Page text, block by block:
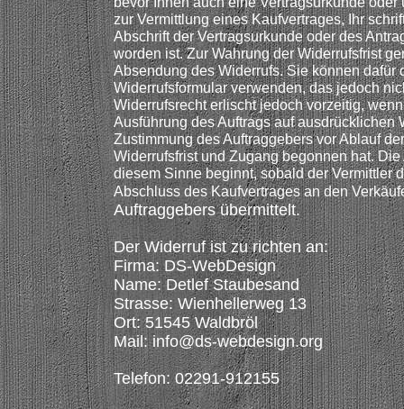
zur Vermittlung eines Kaufvertrages, Ihr
Abschrift der Vertragsurkunde oder des
worden ist. Zur Wahrung der Widerrufsfrist
Absendung des Widerrufs. Sie können dafür
Widerrufsformular verwenden, das jedoch
Widerrufsrecht erlischt jedoch vorzeitig,
Ausführung des Auftrags auf ausdrücklichen
Zustimmung des Auftraggebers vor Ablauf
Widerrufsfrist und Zugang begonnen hat.
diesem Sinne beginnt, sobald der Vermittler
Abschluss des Kaufvertrages an den
Auftraggebers übermittelt.
Der Widerruf ist zu richten an:
Firma: DS-WebDesign
Name: Detlef Staubesand
Strasse: Wienhellerweg 13
Ort: 51545 Waldbröl
Mail: info@ds-webdesign.org
Telefon: 02291-912155